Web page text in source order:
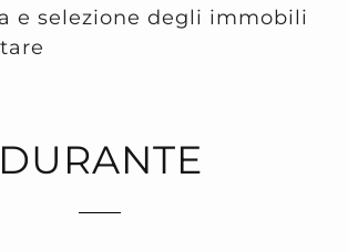
e selezione degli immobili
DURANTE